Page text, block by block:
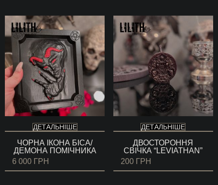
ДЕТАЛЬНІШЕ
ЧОРНА ІКОНА БІСА/
ДЕМОНА ПОМІЧНИКА
6 000 ГРН
ДЕТАЛЬНІШЕ
ДВОСТОРОННЯ
СВІЧКА “LEVIATHAN”
200 ГРН